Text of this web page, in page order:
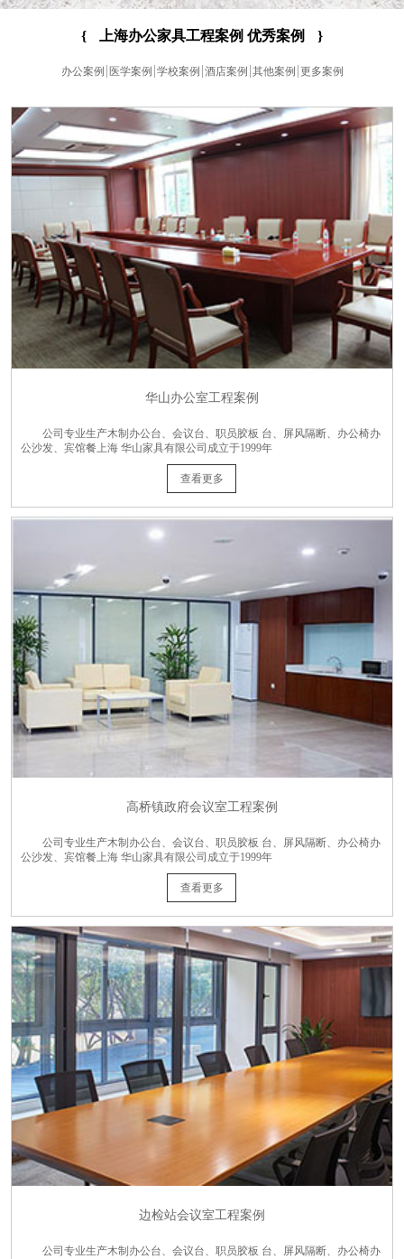
{ 上海办公家具工程案例 优秀案例 }
办公案例 医学案例 学校案例 酒店案例 其他案例 更多案例
华山办公室工程案例
公司专业生产木制办公台、会议台、职员胶板 台、屏风隔断、办公椅办
公沙发、宾馆餐上海 华山家具有限公司成立于1999年
查看更多
高桥镇政府会议室工程案例
公司专业生产木制办公台、会议台、职员胶板 台、屏风隔断、办公椅办
公沙发、宾馆餐上海 华山家具有限公司成立于1999年
查看更多
边检站会议室工程案例
公司专业生产木制办公台、会议台、职员胶板 台、屏风隔断、办公椅办